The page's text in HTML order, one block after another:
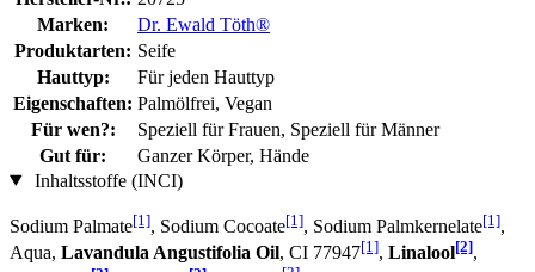
Marken:
Dr. Ewald Töth®
Produktarten: Seife
Hauttyp:
Für jeden Hauttyp
Eigenschaften: Palmölfrei, Vegan
Für wen?:
Speziell für Frauen, Speziell für Männer
Gut für:
Ganzer Körper, Hände
Inhaltsstoffe (INCI)
Sodium Palmate[1], Sodium Cocoate[1], Sodium Palmkernelate[1],
Aqua, Lavandula Angustifolia Oil, CI 77947[1], Linalool[2],